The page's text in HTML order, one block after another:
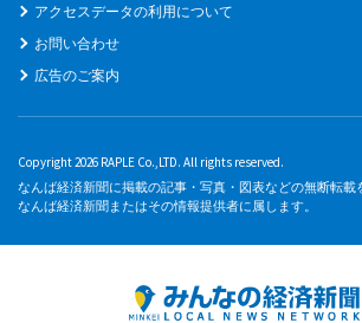
アクセスデータの利用について
お問い合わせ
広告のご案内
Copyright 2026 RAPLE Co.,LTD. All rights reserved.
なんば経済新聞に掲載の記事・写真・図表などの無断転載
なんば経済新聞またはその情報提供者に属します。